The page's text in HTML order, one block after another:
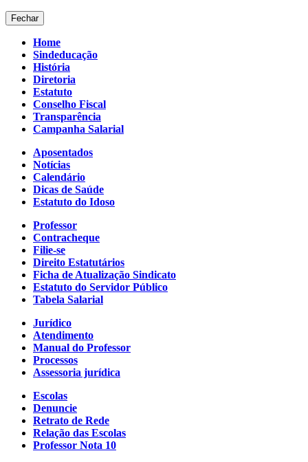
Fechar
Home
Sindeducação
História
Diretoria
Estatuto
Conselho Fiscal
Transparência
Campanha Salarial
Aposentados
Notícias
Calendário
Dicas de Saúde
Estatuto do Idoso
Professor
Contracheque
Filie-se
Direito Estatutários
Ficha de Atualização Sindicato
Estatuto do Servidor Público
Tabela Salarial
Jurídico
Atendimento
Manual do Professor
Processos
Assessoria jurídica
Escolas
Denuncie
Retrato de Rede
Relação das Escolas
Professor Nota 10